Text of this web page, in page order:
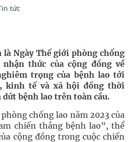
tức
là Ngày Thế giới phòng chống
thức của cộng đồng về
trọng của bệnh lao tới
kinh tế và xã hội đồng thời
dứt bệnh lao trên toàn cầu.
chống lao năm 2023 của
chiến thắng bệnh lao”, thể
cộng đồng trong cuộc chiến